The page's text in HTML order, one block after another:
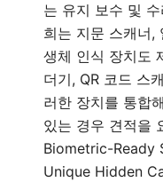
는 유지 보수 및
희는 지문 스캐너,
생체 인식 장치도
더기, QR 코드 스
러한 장치를 통합
있는 경우 견적을
Biometric-Ready
Unique Hidden